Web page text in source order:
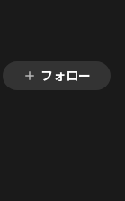
フォロー